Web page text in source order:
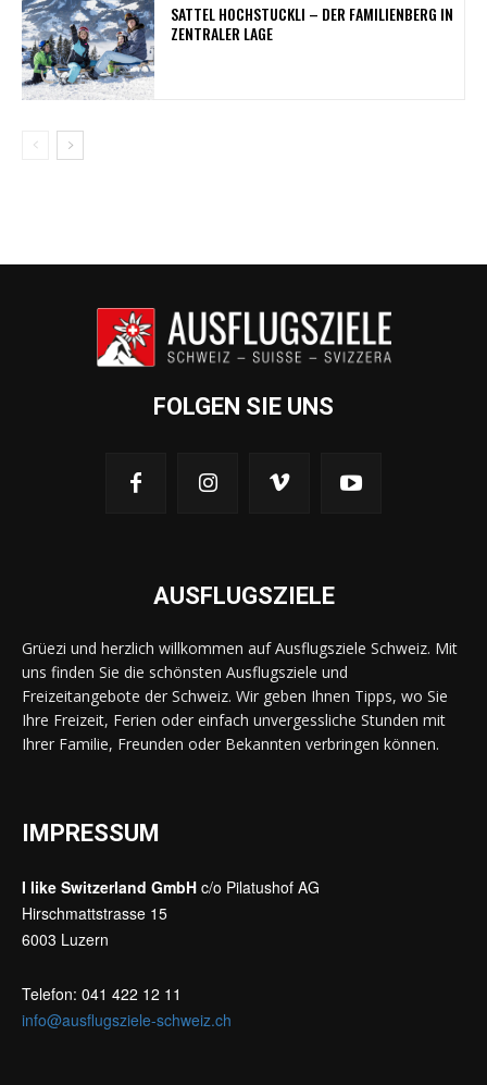
SATTEL HOCHSTUCKLI – DER FAMILIENBERG IN
ZENTRALER LAGE
FOLGEN SIE UNS
AUSFLUGSZIELE
Grüezi und herzlich willkommen auf Ausflugsziele Schweiz. Mit
uns finden Sie die schönsten Ausflugsziele und
Freizeitangebote der Schweiz. Wir geben Ihnen Tipps, wo Sie
Ihre Freizeit, Ferien oder einfach unvergessliche Stunden mit
Ihrer Familie, Freunden oder Bekannten verbringen können.
IMPRESSUM
I like Switzerland GmbH c/o Pilatushof AG
Hirschmattstrasse 15
6003 Luzern
Telefon: 041 422 12 11
info@ausflugsziele-schweiz.ch